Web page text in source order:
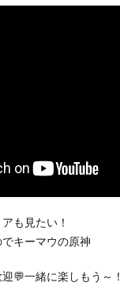
も見たい！
キーマウの原神
💬一緒に楽しもう～！